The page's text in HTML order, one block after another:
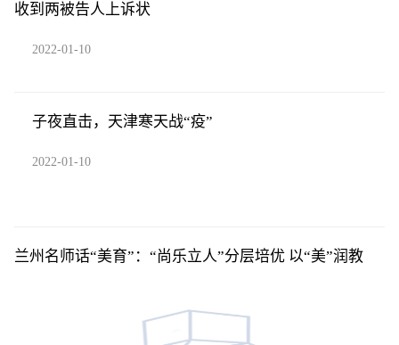
收到两被告人上诉状
2022-01-10
子夜直击，天津寒天战“疫”
2022-01-10
兰州名师话“美育”：“尚乐立人”分层培优 以“美”润教